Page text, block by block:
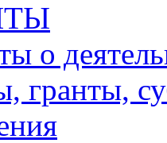
о
гранты,